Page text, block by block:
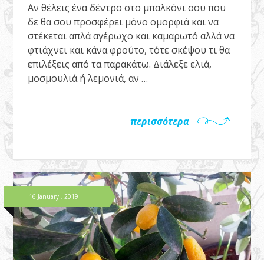
Αν θέλεις ένα δέντρο στο μπαλκόνι σου που
δε θα σου προσφέρει μόνο ομορφιά και να
στέκεται απλά αγέρωχο και καμαρωτό αλλά να
φτιάχνει και κάνα φρούτο, τότε σκέψου τι θα
επιλέξεις από τα παρακάτω. Διάλεξε ελιά,
μοσμουλιά ή λεμονιά, αν …
περισσότερα
16 January , 2019